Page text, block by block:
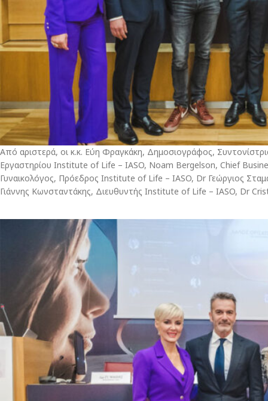
Από αριστερά, οι κ.κ. Εύη Φραγκάκη, Δημοσιογράφος,
Εργαστηρίου Institute of Life – IASO, Noam Bergelson, Chief
Γυναικολόγος, Πρόεδρος Institute of Life – IASO, Dr Γεώργιος
Γιάννης Κωνσταντάκης, Διευθυντής Institute of Life – IASO, Dr